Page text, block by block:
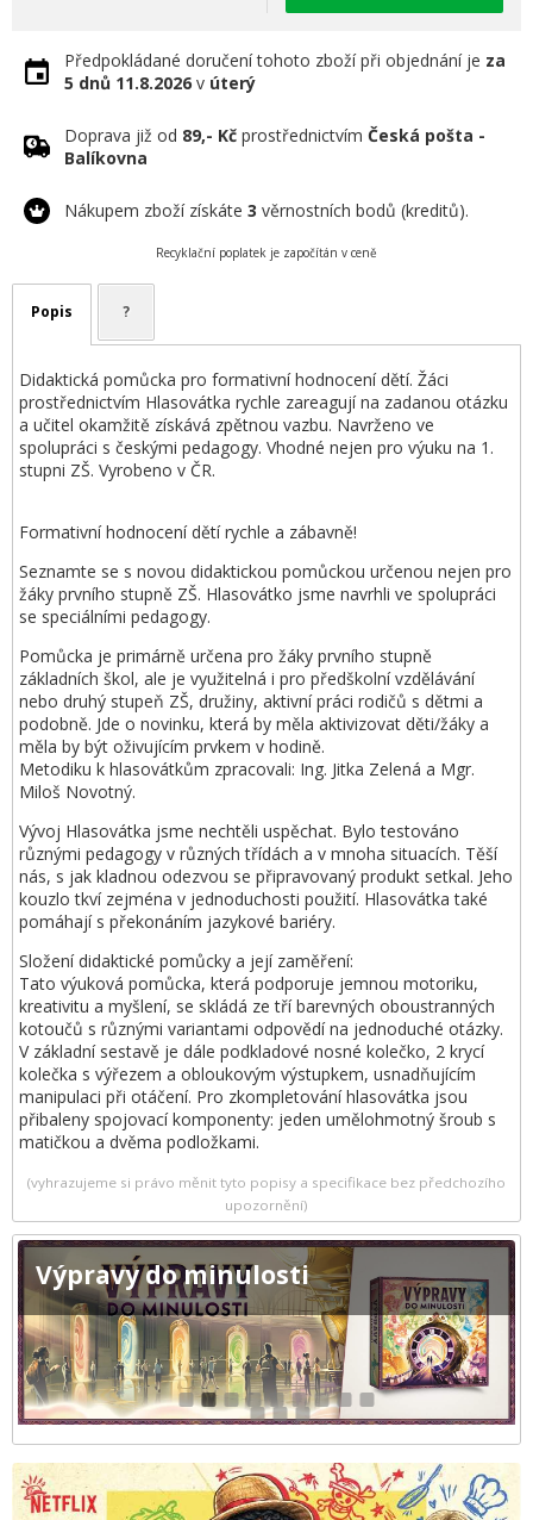
Předpokládané doručení tohoto zboží při objednání je za
5 dnů 11.8.2026 v úterý
Doprava již od 89,- Kč prostřednictvím Česká pošta -
Balíkovna
Nákupem zboží získáte 3 věrnostních bodů (kreditů).
Recyklační poplatek je započítán v ceně
Popis ?
Didaktická pomůcka pro formativní hodnocení dětí. Žáci
prostřednictvím Hlasovátka rychle zareagují na zadanou otázku
a učitel okamžitě získává zpětnou vazbu. Navrženo ve
spolupráci s českými pedagogy. Vhodné nejen pro výuku na 1.
stupni ZŠ. Vyrobeno v ČR.
Formativní hodnocení dětí rychle a zábavně!
Seznamte se s novou didaktickou pomůckou určenou nejen pro
žáky prvního stupně ZŠ. Hlasovátko jsme navrhli ve spolupráci
se speciálními pedagogy.
Pomůcka je primárně určena pro žáky prvního stupně
základních škol, ale je využitelná i pro předškolní vzdělávání
nebo druhý stupeň ZŠ, družiny, aktivní práci rodičů s dětmi a
podobně. Jde o novinku, která by měla aktivizovat děti/žáky a
měla by být oživujícím prvkem v hodině.
Metodiku k hlasovátkům zpracovali: Ing. Jitka Zelená a Mgr.
Miloš Novotný.
Vývoj Hlasovátka jsme nechtěli uspěchat. Bylo testováno
různými pedagogy v různých třídách a v mnoha situacích. Těší
nás, s jak kladnou odezvou se připravovaný produkt setkal. Jeho
kouzlo tkví zejména v jednoduchosti použití. Hlasovátka také
pomáhají s překonáním jazykové bariéry.
Složení didaktické pomůcky a její zaměření:
Tato výuková pomůcka, která podporuje jemnou motoriku,
kreativitu a myšlení, se skládá ze tří barevných oboustranných
kotoučů s různými variantami odpovědí na jednoduché otázky.
V základní sestavě je dále podkladové nosné kolečko, 2 krycí
kolečka s výřezem a obloukovým výstupkem, usnadňujícím
manipulaci při otáčení. Pro zkompletování hlasovátka jsou
přibaleny spojovací komponenty: jeden umělohmotný šroub s
matičkou a dvěma podložkami.
(vyhrazujeme si právo měnit tyto popisy a specifikace bez předchozího
upozornění)
Výpravy do minulosti